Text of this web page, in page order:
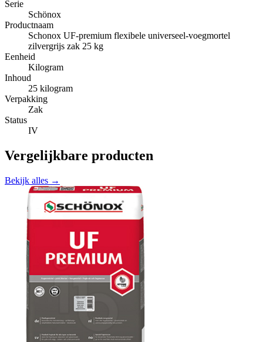
Serie
Schönox
Productnaam
Schonox UF-premium flexibele universeel-voegmortel
zilvergrijs zak 25 kg
Eenheid
Kilogram
Inhoud
25 kilogram
Verpakking
Zak
Status
IV
Vergelijkbare producten
Bekijk alles →